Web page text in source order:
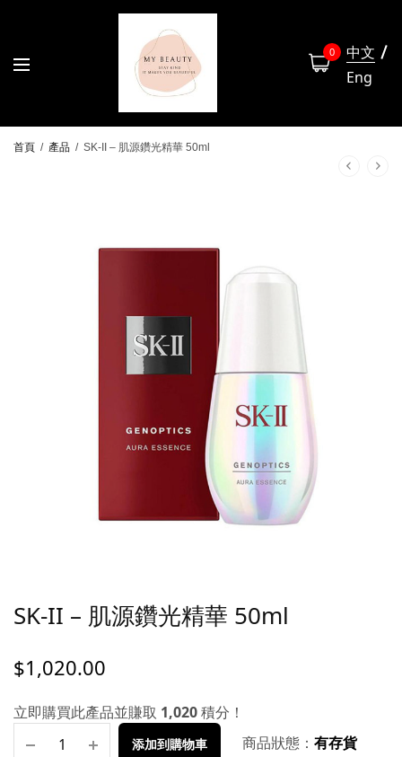
0
中文
Eng
首頁 / 產品 / SK-II – 肌源鑽光精華 50ml
SK-II – 肌源鑽光精華 50ml
$1,020.00
立即購買此產品並賺取 1,020積分！
添加到購物車 商品狀態： 有存貨